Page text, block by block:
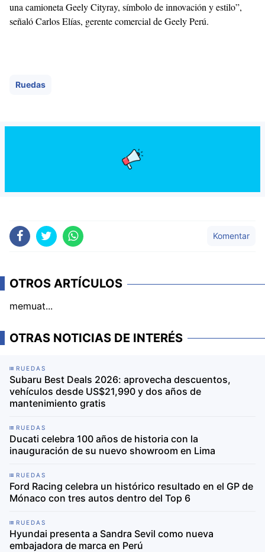
una camioneta Geely Cityray, símbolo de innovación y estilo”,
señaló Carlos Elías, gerente comercial de Geely Perú.
Ruedas
Komentar
OTROS ARTÍCULOS
memuat...
OTRAS NOTICIAS DE INTERÉS
RUEDAS
Subaru Best Deals 2026: aprovecha descuentos,
vehículos desde US$21,990 y dos años de
mantenimiento gratis
RUEDAS
Ducati celebra 100 años de historia con la
inauguración de su nuevo showroom en Lima
RUEDAS
Ford Racing celebra un histórico resultado en el GP de
Mónaco con tres autos dentro del Top 6
RUEDAS
Hyundai presenta a Sandra Sevil como nueva
embajadora de marca en Perú